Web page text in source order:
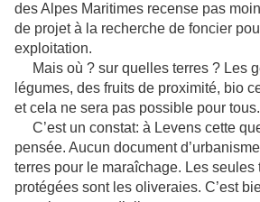
des Alpes Maritimes recense pas
de projet à la recherche de foncier
exploitation.
Mais où ? sur quelles terres ? Les
légumes, des fruits de proximité, bio
et cela ne sera pas possible pour tous.
C’est un constat: à Levens cette
pensée. Aucun document
terres pour le maraîchage. Les seules
protégées sont les oliveraies. C’est